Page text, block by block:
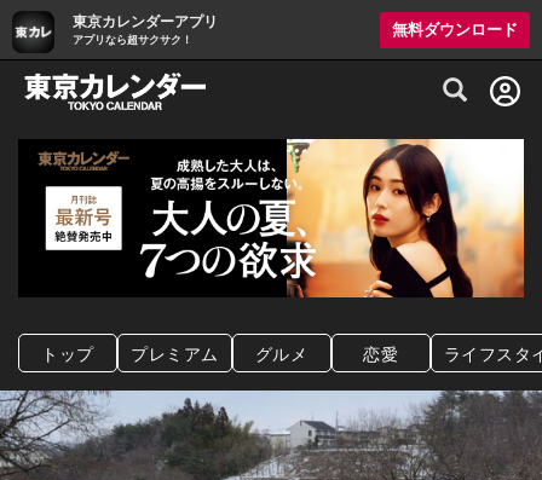
東京カレンダーアプリ
アプリなら超サクサク！
無料ダウンロード
グルメ情報・プレミアムレストラン予約
トップ プレミアム グルメ 恋愛 ライフスタ